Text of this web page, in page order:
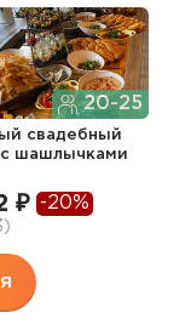
20-25
свадебный
шашлычками
₽ -20%